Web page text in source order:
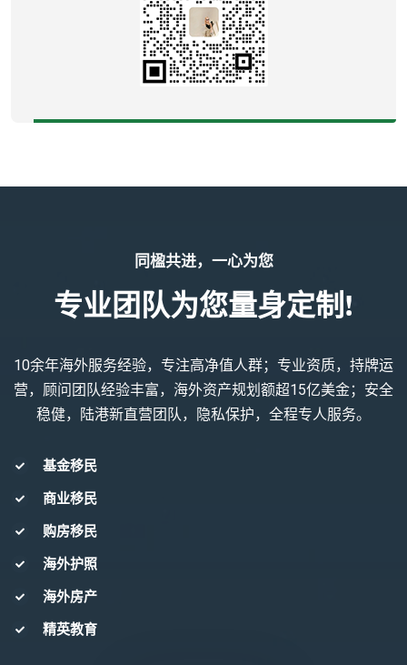
同楹共进，一心为您
专业团队为您量身定制!
10余年海外服务经验，专注高净值人群；专业资质，持牌运
营，顾问团队经验丰富，海外资产规划额超15亿美金；安全
稳健，陆港新直营团队，隐私保护，全程专人服务。
基金移民
商业移民
购房移民
海外护照
海外房产
精英教育